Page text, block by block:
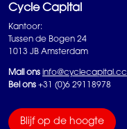
Cycle Capital
Kantoor:
Tussen de Bogen 24
1013 JB Amsterdam
Mail ons info@cyclecapital.cc
Bel ons +31 (0)6 29118978
Blijf op de hoogte